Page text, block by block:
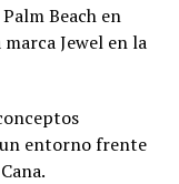
Beach en
Jewel en la
entorno frente